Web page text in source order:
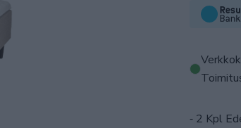
⁃ 2 Kpl